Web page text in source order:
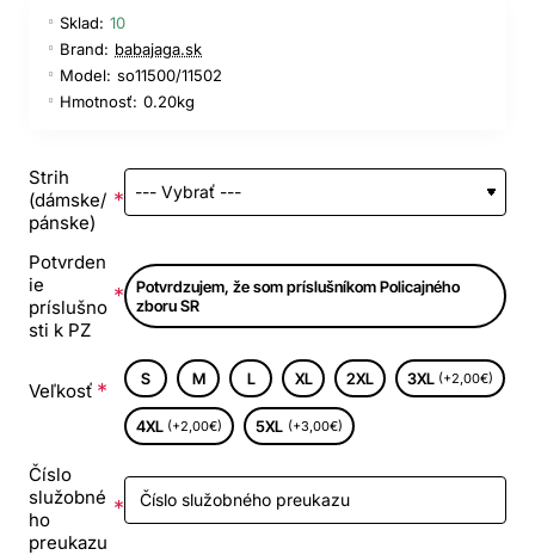
Sklad: 10
Brand: babajaga.sk
Model: so11500/11502
Hmotnosť: 0.20kg
Strih
(dámske/
pánske)
Potvrden
ie
príslušno
sti k PZ
Potvrdzujem, že som príslušníkom Policajného
zboru SR
Veľkosť
S M L XL 2XL 3XL (+2,00€)
4XL (+2,00€) 5XL (+3,00€)
Číslo
služobné
ho
preukazu